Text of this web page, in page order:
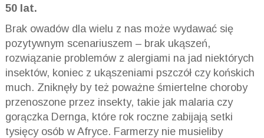
50 lat.
Brak owadów dla wielu z nas może wydawać się
pozytywnym scenariuszem – brak ukąszeń,
rozwiązanie problemów z alergiami na jad niektórych
insektów, koniec z ukąszeniami pszczół czy końskich
much. Zniknęły by też poważne śmiertelne choroby
przenoszone przez insekty, takie jak malaria czy
gorączka Dernga, które rok roczne zabijają setki
tysięcy osób w Afryce. Farmerzy nie musieliby